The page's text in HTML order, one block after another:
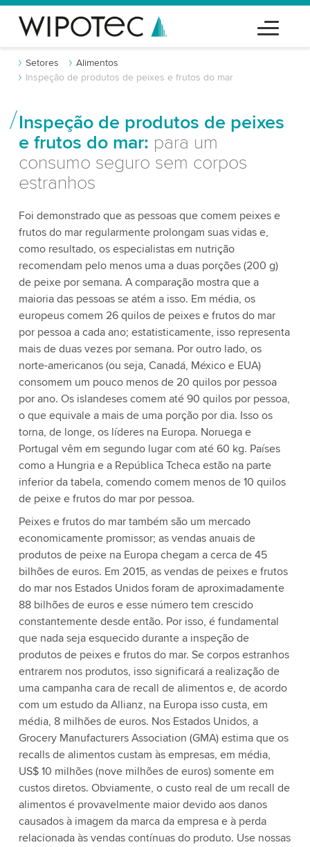
Setores
Alimentos
Inspeção de produtos de peixes e frutos do mar
Inspeção de produtos de peixes
e frutos do mar: para um
consumo seguro sem corpos
estranhos
Foi demonstrado que as pessoas que comem peixes e
frutos do mar regularmente prolongam suas vidas e,
como resultado, os especialistas em nutrição
recomendam pelo menos uma a duas porções (200 g)
de peixe por semana. A comparação mostra que a
maioria das pessoas se atém a isso. Em média, os
europeus comem 26 quilos de peixes e frutos do mar
por pessoa a cada ano; estatisticamente, isso representa
mais de duas vezes por semana. Por outro lado, os
norte-americanos (ou seja, Canadá, México e EUA)
consomem um pouco menos de 20 quilos por pessoa
por ano. Os islandeses comem até 90 quilos por pessoa,
o que equivale a mais de uma porção por dia. Isso os
torna, de longe, os líderes na Europa. Noruega e
Portugal vêm em segundo lugar com até 60 kg. Países
como a Hungria e a República Tcheca estão na parte
inferior da tabela, comendo comem menos de 10 quilos
de peixe e frutos do mar por pessoa.
Peixes e frutos do mar também são um mercado
economicamente promissor; as vendas anuais de
produtos de peixe na Europa chegam a cerca de 45
bilhões de euros. Em 2015, as vendas de peixes e frutos
do mar nos Estados Unidos foram de aproximadamente
88 bilhões de euros e esse número tem crescido
constantemente desde então. Por isso, é fundamental
que nada seja esquecido durante a inspeção de
produtos de peixes e frutos do mar. Se corpos estranhos
entrarem nos produtos, isso significará a realização de
uma campanha cara de recall de alimentos e, de acordo
com um estudo da Allianz, na Europa isso custa, em
média, 8 milhões de euros. Nos Estados Unidos, a
Grocery Manufacturers Association (GMA) estima que os
recalls de alimentos custam às empresas, em média,
US$ 10 milhões (nove milhões de euros) somente em
custos diretos. Obviamente, o custo real de um recall de
alimentos é provavelmente maior devido aos danos
causados à imagem da marca da empresa e à perda
relacionada às vendas contínuas do produto. Use nossas